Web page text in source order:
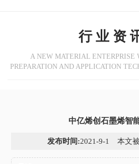
行业资
A NEW MATERIAL ENTERPRISE
PREPARATION AND APPLICATION
中亿烯创石墨烯智
发布时间:2021-9-1 本文